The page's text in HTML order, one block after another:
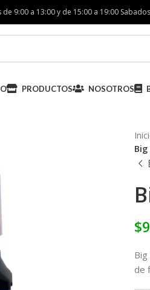
de 9:00 a 13:00 y de 15:00 a 19:00
PRODUCTOS NOSOTROS
$
de